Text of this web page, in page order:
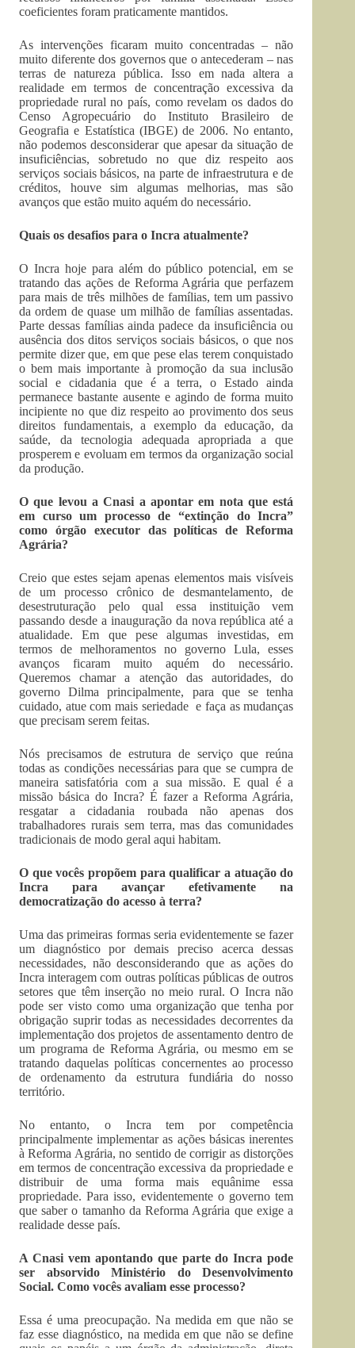
coeficientes foram praticamente mantidos.
As intervenções ficaram muito concentradas – não
muito diferente dos governos que o antecederam – nas
terras de natureza pública. Isso em nada altera a
realidade em termos de concentração excessiva da
propriedade rural no país, como revelam os dados do
Censo Agropecuário do Instituto Brasileiro de
Geografia e Estatística (IBGE) de 2006. No entanto,
não podemos desconsiderar que apesar da situação de
insuficiências, sobretudo no que diz respeito aos
serviços sociais básicos, na parte de infraestrutura e de
créditos, houve sim algumas melhorias, mas são
avanços que estão muito aquém do necessário.
Quais os desafios para o Incra atualmente?
O Incra hoje para além do público potencial, em se
tratando das ações de Reforma Agrária que perfazem
para mais de três milhões de famílias, tem um passivo
da ordem de quase um milhão de famílias assentadas.
Parte dessas famílias ainda padece da insuficiência ou
ausência dos ditos serviços sociais básicos, o que nos
permite dizer que, em que pese elas terem conquistado
o bem mais importante à promoção da sua inclusão
social e cidadania que é a terra, o Estado ainda
permanece bastante ausente e agindo de forma muito
incipiente no que diz respeito ao provimento dos seus
direitos fundamentais, a exemplo da educação, da
saúde, da tecnologia adequada apropriada a que
prosperem e evoluam em termos da organização social
da produção.
O que levou a Cnasi a apontar em nota que está
em curso um processo de “extinção do Incra”
como órgão executor das políticas de Reforma
Agrária?
Creio que estes sejam apenas elementos mais visíveis
de um processo crônico de desmantelamento, de
desestruturação pelo qual essa instituição vem
passando desde a inauguração da nova república até a
atualidade. Em que pese algumas investidas, em
termos de melhoramentos no governo Lula, esses
avanços ficaram muito aquém do necessário.
Queremos chamar a atenção das autoridades, do
governo Dilma principalmente, para que se tenha
cuidado, atue com mais seriedade e faça as mudanças
que precisam serem feitas.
Nós precisamos de estrutura de serviço que reúna
todas as condições necessárias para que se cumpra de
maneira satisfatória com a sua missão. E qual é a
missão básica do Incra? É fazer a Reforma Agrária,
resgatar a cidadania roubada não apenas dos
trabalhadores rurais sem terra, mas das comunidades
tradicionais de modo geral aqui habitam.
O que vocês propõem para qualificar a atuação do
Incra para avançar efetivamente na
democratização do acesso à terra?
Uma das primeiras formas seria evidentemente se fazer
um diagnóstico por demais preciso acerca dessas
necessidades, não desconsiderando que as ações do
Incra interagem com outras políticas públicas de outros
setores que têm inserção no meio rural. O Incra não
pode ser visto como uma organização que tenha por
obrigação suprir todas as necessidades decorrentes da
implementação dos projetos de assentamento dentro de
um programa de Reforma Agrária, ou mesmo em se
tratando daquelas políticas concernentes ao processo
de ordenamento da estrutura fundiária do nosso
território.
No entanto, o Incra tem por competência
principalmente implementar as ações básicas inerentes
à Reforma Agrária, no sentido de corrigir as distorções
em termos de concentração excessiva da propriedade e
distribuir de uma forma mais equânime essa
propriedade. Para isso, evidentemente o governo tem
que saber o tamanho da Reforma Agrária que exige a
realidade desse país.
A Cnasi vem apontando que parte do Incra pode
ser absorvido Ministério do Desenvolvimento
Social. Como vocês avaliam esse processo?
Essa é uma preocupação. Na medida em que não se
faz esse diagnóstico, na medida em que não se define